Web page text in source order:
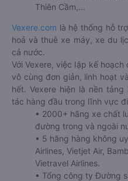
Thiên Cầm,...
Vexere.com là hệ thống hỗ
hoả và thuê xe máy, xe du
cả nước.
Với Vexere, việc lập kế
vô cùng đơn giản, linh hoạt
hết. Vexere hiện là nền
tác hàng đầu trong lĩnh vực
• 2000+ hãng xe chất
đường trong và ngoài
• 5 hãng hàng không
Airlines, Vietjet Air,
Vietravel Airlines.
• Tổng công ty Đường